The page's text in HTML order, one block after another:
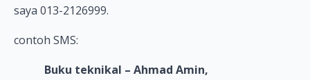
saya 013-2126999.
contoh SMS:
Buku teknikal – Ahmad Amin,